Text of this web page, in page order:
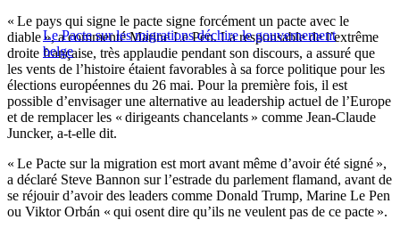
Le Pacte sur les migrations déchire le gouvernement
belge
« Le pays qui signe le pacte signe forcément un pacte avec le
diable », a commenté Marine Le Pen. La responsable de l’extrême
droite française, très applaudie pendant son discours, a assuré que
les vents de l’histoire étaient favorables à sa force politique pour les
élections européennes du 26 mai. Pour la première fois, il est
possible d’envisager une alternative au leadership actuel de l’Europe
et de remplacer les « dirigeants chancelants » comme Jean-Claude
Juncker, a-t-elle dit.
« Le Pacte sur la migration est mort avant même d’avoir été signé »,
a déclaré Steve Bannon sur l’estrade du parlement flamand, avant de
se réjouir d’avoir des leaders comme Donald Trump, Marine Le Pen
ou Viktor Orbán « qui osent dire qu’ils ne veulent pas de ce pacte ».